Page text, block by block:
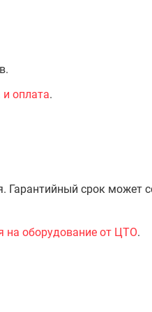
оплата.
Гарантийный срок может
на оборудование от ЦТО.